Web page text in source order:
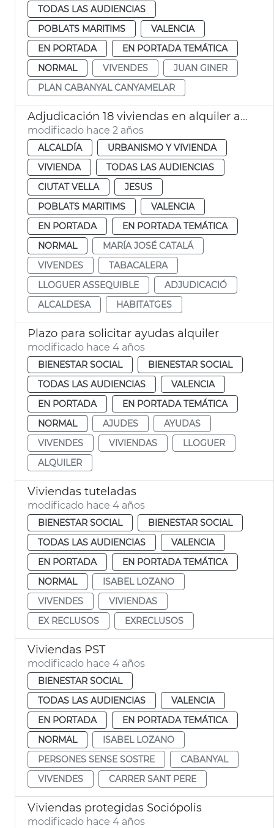
TODAS LAS AUDIENCIAS
POBLATS MARITIMS
VALENCIA
EN PORTADA
EN PORTADA TEMÁTICA
NORMAL
VIVENDES
JUAN GINER
PLAN CABANYAL CANYAMELAR
Adjudicación 18 viviendas en alquiler asequible
modificado hace 2 años
ALCALDÍA
URBANISMO Y VIVIENDA
VIVIENDA
TODAS LAS AUDIENCIAS
CIUTAT VELLA
JESUS
POBLATS MARITIMS
VALENCIA
EN PORTADA
EN PORTADA TEMÁTICA
NORMAL
MARÍA JOSÉ CATALÁ
VIVENDES
TABACALERA
LLOGUER ASSEQUIBLE
ADJUDICACIÓ
ALCALDESA
HABITATGES
Plazo para solicitar ayudas alquiler
modificado hace 4 años
BIENESTAR SOCIAL
BIENESTAR SOCIAL
TODAS LAS AUDIENCIAS
VALENCIA
EN PORTADA
EN PORTADA TEMÁTICA
NORMAL
AJUDES
AYUDAS
VIVENDES
VIVIENDAS
LLOGUER
ALQUILER
Viviendas tuteladas
modificado hace 4 años
BIENESTAR SOCIAL
BIENESTAR SOCIAL
TODAS LAS AUDIENCIAS
VALENCIA
EN PORTADA
EN PORTADA TEMÁTICA
NORMAL
ISABEL LOZANO
VIVENDES
VIVIENDAS
EX RECLUSOS
EXRECLUSOS
Viviendas PST
modificado hace 4 años
BIENESTAR SOCIAL
TODAS LAS AUDIENCIAS
VALENCIA
EN PORTADA
EN PORTADA TEMÁTICA
NORMAL
ISABEL LOZANO
PERSONES SENSE SOSTRE
CABANYAL
VIVENDES
CARRER SANT PERE
Viviendas protegidas Sociópolis
modificado hace 4 años